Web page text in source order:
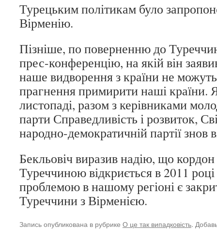
Турецьким політикам було
Вірменію.
Пізніше, по поверненню до
прес-конференцію, на якій він
наше видворення з країни не
прагнення примирити наші країни.
листопаді, разом з керівниками
парти Справедливість і розвиток,
народно-демократичній партії знов
Бекльовіч виразив надію, що
Туреччиною відкриється в 2011
проблемою в нашому регіоні є
Туреччини з Вірменією.
Запись опубликована в рубрике О це так випадковість.